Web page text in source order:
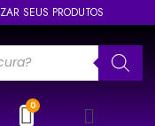
SEUS PRODUTOS